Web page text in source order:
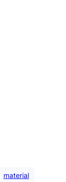
material